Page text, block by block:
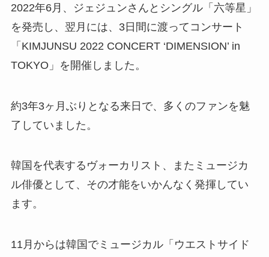
2022年6月、ジェジュンさんとシングル「六等星」
を発売し、翌月には、3日間に渡ってコンサート
「KIMJUNSU 2022 CONCERT ‘DIMENSION’ in
TOKYO」を開催しました。
約3年3ヶ月ぶりとなる来日で、多くのファンを魅
了していました。
韓国を代表するヴォーカリスト、またミュージカ
ル俳優として、その才能をいかんなく発揮してい
ます。
11月からは韓国でミュージカル「ウエストサイド